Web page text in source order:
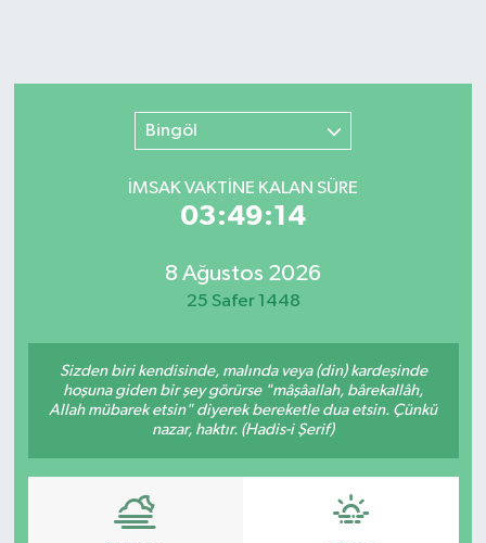
Bingöl
İMSAK VAKTİNE KALAN SÜRE
03:49:14
8 Ağustos 2026
25 Safer 1448
Sizden biri kendisinde, malında veya (din) kardeşinde
hoşuna giden bir şey görürse "mâşâallah, bârekallâh,
Allah mübarek etsin" diyerek bereketle dua etsin. Çünkü
nazar, haktır. (Hadis-i Şerif)
Tüm Manşetler